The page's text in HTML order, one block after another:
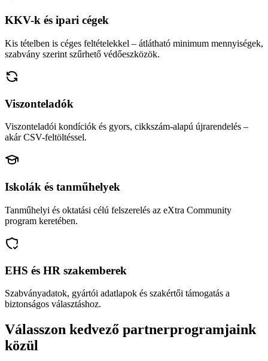
KKV-k és ipari cégek
Kis tételben is céges feltételekkel – átlátható minimum mennyiségek,
szabvány szerint szűrhető védőeszközök.
Viszonteladók
Viszonteladói kondíciók és gyors, cikkszám-alapú újrarendelés –
akár CSV-feltöltéssel.
Iskolák és tanműhelyek
Tanműhelyi és oktatási célú felszerelés az eXtra Community
program keretében.
EHS és HR szakemberek
Szabványadatok, gyártói adatlapok és szakértői támogatás a
biztonságos választáshoz.
Válasszon kedvező partnerprogramjaink
közül